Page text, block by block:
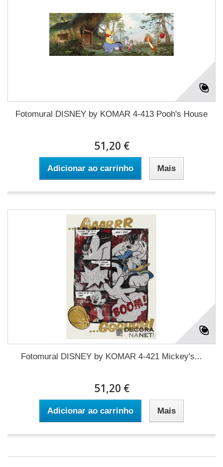
Fotomural DISNEY by KOMAR 4-413 Pooh's House
51,20 €
Adicionar ao carrinho Mais
Fotomural DISNEY by KOMAR 4-421 Mickey's...
51,20 €
Adicionar ao carrinho Mais